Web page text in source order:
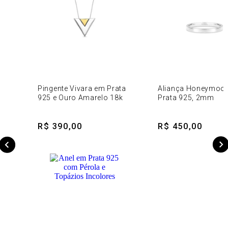
Pingente Vivara em Prata
925 e Ouro Amarelo 18k
R$ 390,00
Aliança
Prata 925, 2mm
R$ 450,00